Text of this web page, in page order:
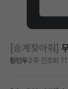
[승계찾아줘]
황민우2주 전조회